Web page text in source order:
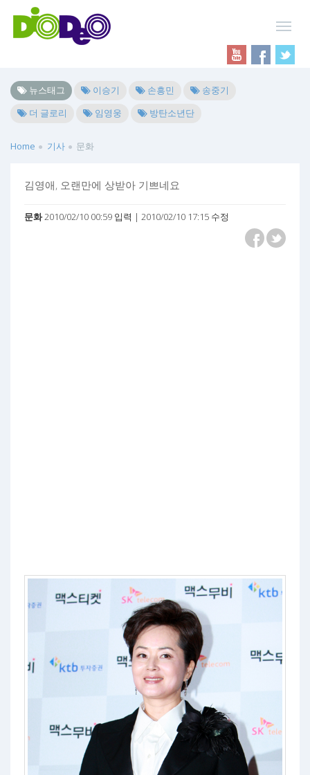
뉴스태그 이승기 손흥민
송중기
더 글로리
임영웅 방탄소년단
Home 기사 문화
김영애, 오랜만에 상받아 기쁘네요
문화2010/02/10 00:59 입력 | 2010/02/10 17:15 수정